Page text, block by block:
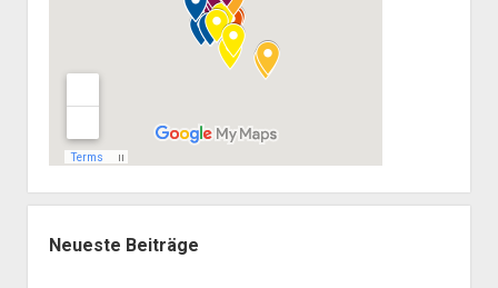
Neueste Beiträge